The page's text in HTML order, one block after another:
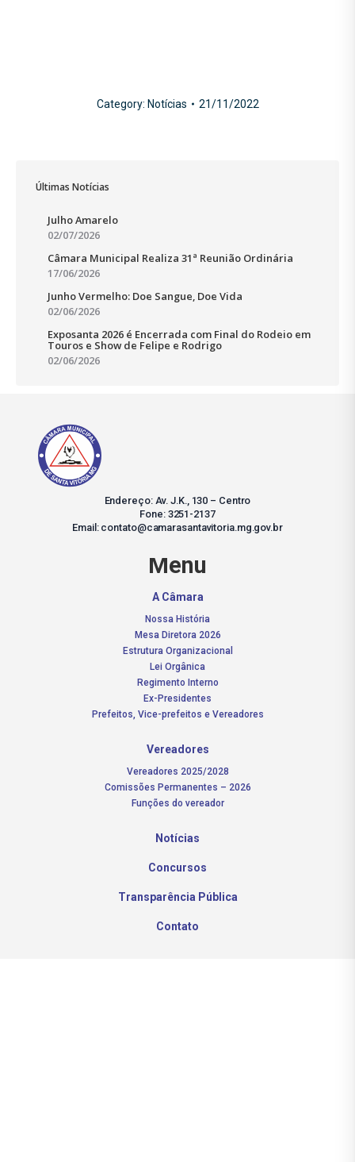
Category: Notícias 21/11/2022
Últimas Notícias
Julho Amarelo
02/07/2026
Câmara Municipal Realiza 31ª Reunião Ordinária
17/06/2026
Junho Vermelho: Doe Sangue, Doe Vida
02/06/2026
Exposanta 2026 é Encerrada com Final do Rodeio em
Touros e Show de Felipe e Rodrigo
02/06/2026
Endereço: Av. J.K., 130 – Centro
Fone: 3251-2137
Email: contato@camarasantavitoria.mg.gov.br
Menu
A Câmara
Nossa História
Mesa Diretora 2026
Estrutura Organizacional
Lei Orgânica
Regimento Interno
Ex-Presidentes
Prefeitos, Vice-prefeitos e Vereadores
Vereadores
Vereadores 2025/2028
Comissões Permanentes – 2026
Funções do vereador
Notícias
Concursos
Transparência Pública
Contato